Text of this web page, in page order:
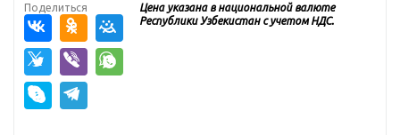
Поделиться
Цена указана в национальной валюте
Республики Узбекистан с учетом НДС.